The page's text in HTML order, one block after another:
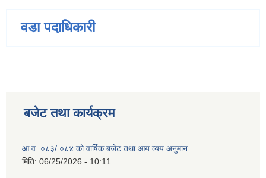
वडा पदाधिकारी
बजेट तथा कार्यक्रम
आ.व. ०८३/ ०८४ को वार्षिक बजेट तथा आय व्यय अनुमान
मिति: 06/25/2026 - 10:11